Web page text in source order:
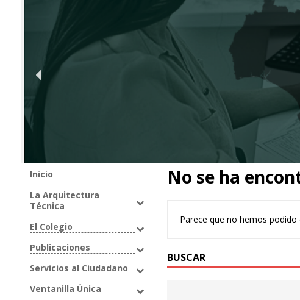
No se ha
Parece que no hemos
BUSCAR
Inicio
La Arquitectura
Técnica
El Colegio
Publicaciones
Servicios al Ciudadano
Ventanilla Única